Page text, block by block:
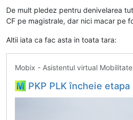
De mult pledez pentru denivelarea
CF pe magistrale, dar nici macar pe
Altii iata ca fac asta in toata tara:
Mobix - Asistentul virtual
PKP PLK încheie etapa de depunere a proiectelor pentru eliminarea trecerilor la nivel și trecerea la